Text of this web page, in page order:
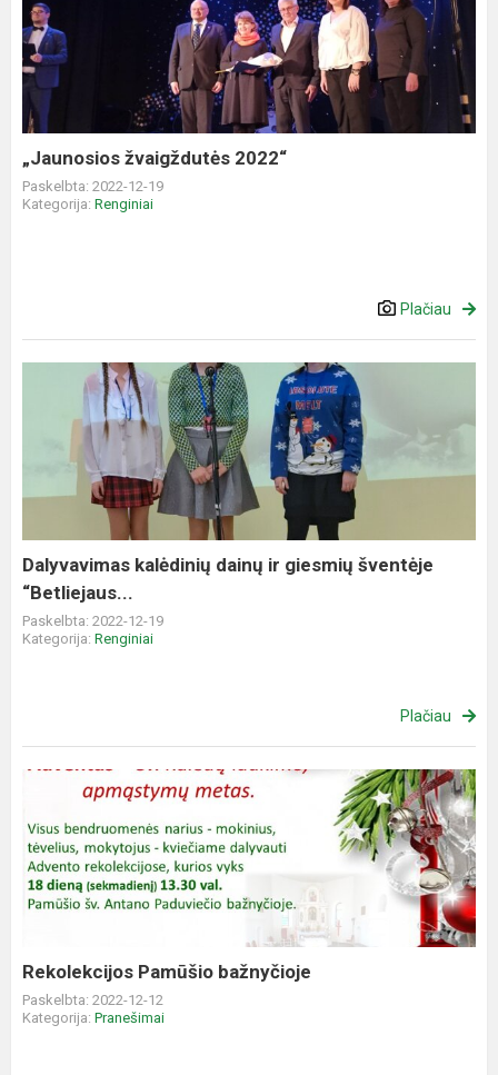
2022“
„Jaunosios žvaigždutės 2022“
Paskelbta: 2022-12-19
Kategorija: Renginiai
Plačiau
Dalyvavimas
kalėdinių
“Betliejaus...
Dalyvavimas kalėdinių dainų ir giesmių šventėje
“Betliejaus...
Paskelbta: 2022-12-19
Kategorija: Renginiai
Plačiau
Rekolekcijos
bažnyčioje
Rekolekcijos Pamūšio bažnyčioje
Paskelbta: 2022-12-12
Kategorija: Pranešimai